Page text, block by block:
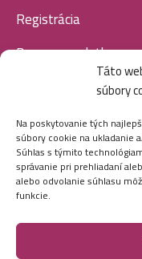
Táto
súbory
Na poskytovanie tých
súbory cookie na ukladanie
Súhlas s týmito
správanie pri prehliadaní
alebo odvolanie súhlasu
funkcie.
Registrácia
Doprava a platba
SOCIÁLNE SIETE
Marei.sk -